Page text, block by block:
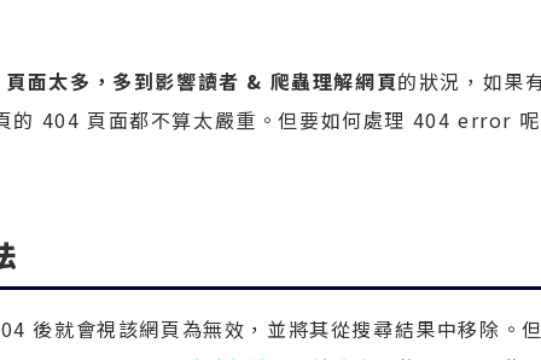
面太多，多到影響讀者 & 爬蟲理解網頁的狀況，如果
404 頁面都不算太嚴重。但要如何處理 404 error
後就會視該網頁為無效，並將其從搜尋結果中移除。